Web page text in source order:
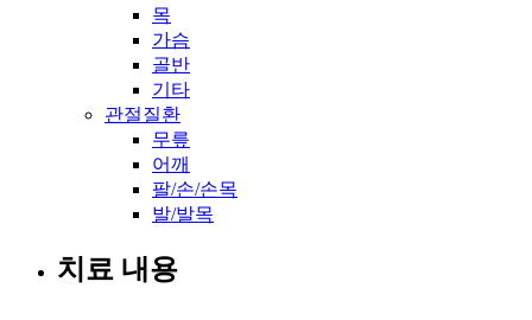
목
가슴
골반
기타
관절질환
무릎
어깨
팔/손/손목
발/발목
치료 내용